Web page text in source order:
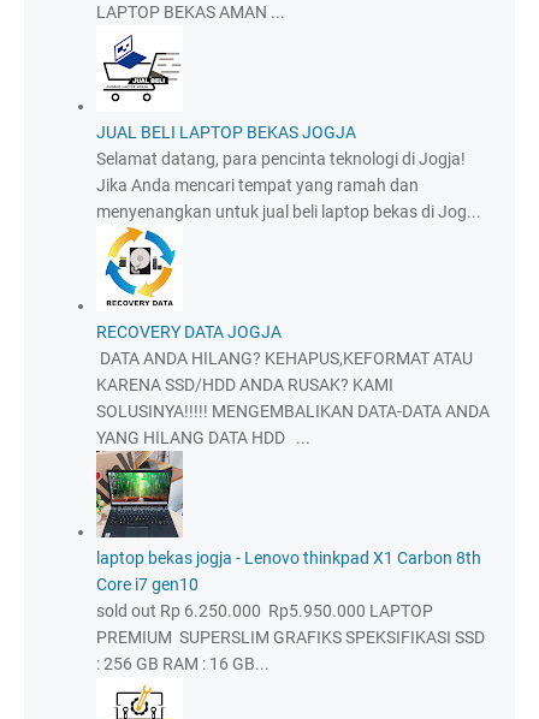
LAPTOP BEKAS AMAN ...
JUAL BELI LAPTOP BEKAS JOGJA
Selamat datang, para pencinta teknologi di Jogja!
Jika Anda mencari tempat yang ramah dan
menyenangkan untuk jual beli laptop bekas di Jog...
RECOVERY DATA JOGJA
DATA ANDA HILANG? KEHAPUS,KEFORMAT ATAU
KARENA SSD/HDD ANDA RUSAK? KAMI
SOLUSINYA!!!!! MENGEMBALIKAN DATA-DATA ANDA
YANG HILANG DATA HDD ...
laptop bekas jogja - Lenovo thinkpad X1 Carbon 8th
Core i7 gen10
sold out Rp 6.250.000 Rp5.950.000 LAPTOP
PREMIUM SUPERSLIM GRAFIKS SPEKSIFIKASI SSD
: 256 GB RAM : 16 GB...